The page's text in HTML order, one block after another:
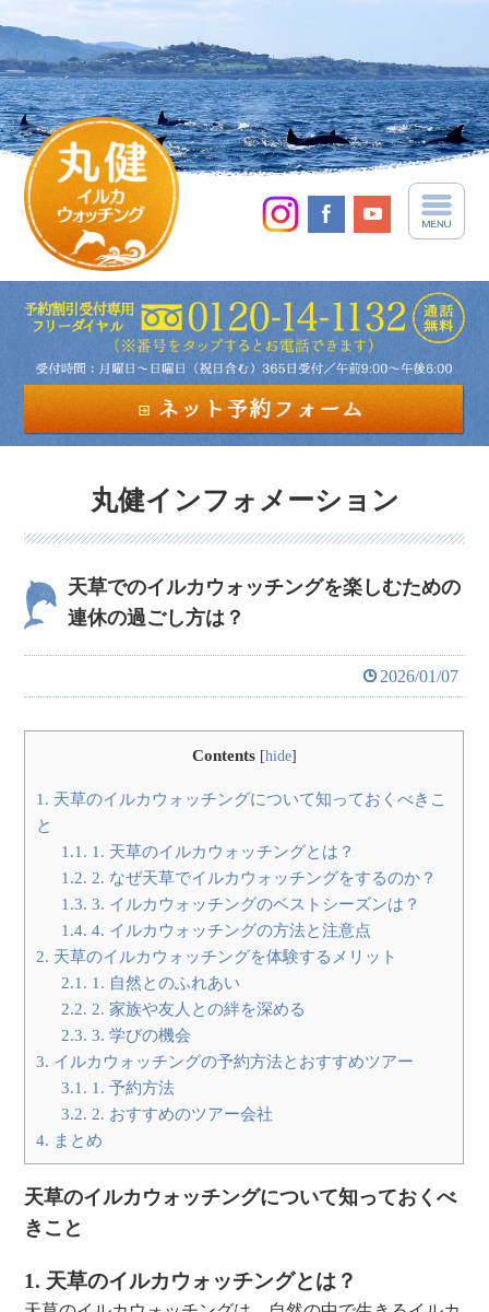
丸健インフォメーション
天草でのイルカウォッチングを楽しむための
連休の過ごし方は？
2026/01/07
Contents [hide]
1. 天草のイルカウォッチングについて知っておくべきこ
と
1.1. 1. 天草のイルカウォッチングとは？
1.2. 2. なぜ天草でイルカウォッチングをするのか？
1.3. 3. イルカウォッチングのベストシーズンは？
1.4. 4. イルカウォッチングの方法と注意点
2. 天草のイルカウォッチングを体験するメリット
2.1. 1. 自然とのふれあい
2.2. 2. 家族や友人との絆を深める
2.3. 3. 学びの機会
3. イルカウォッチングの予約方法とおすすめツアー
3.1. 1. 予約方法
3.2. 2. おすすめのツアー会社
4. まとめ
天草のイルカウォッチングについて知っておくべ
きこと
1. 天草のイルカウォッチングとは？